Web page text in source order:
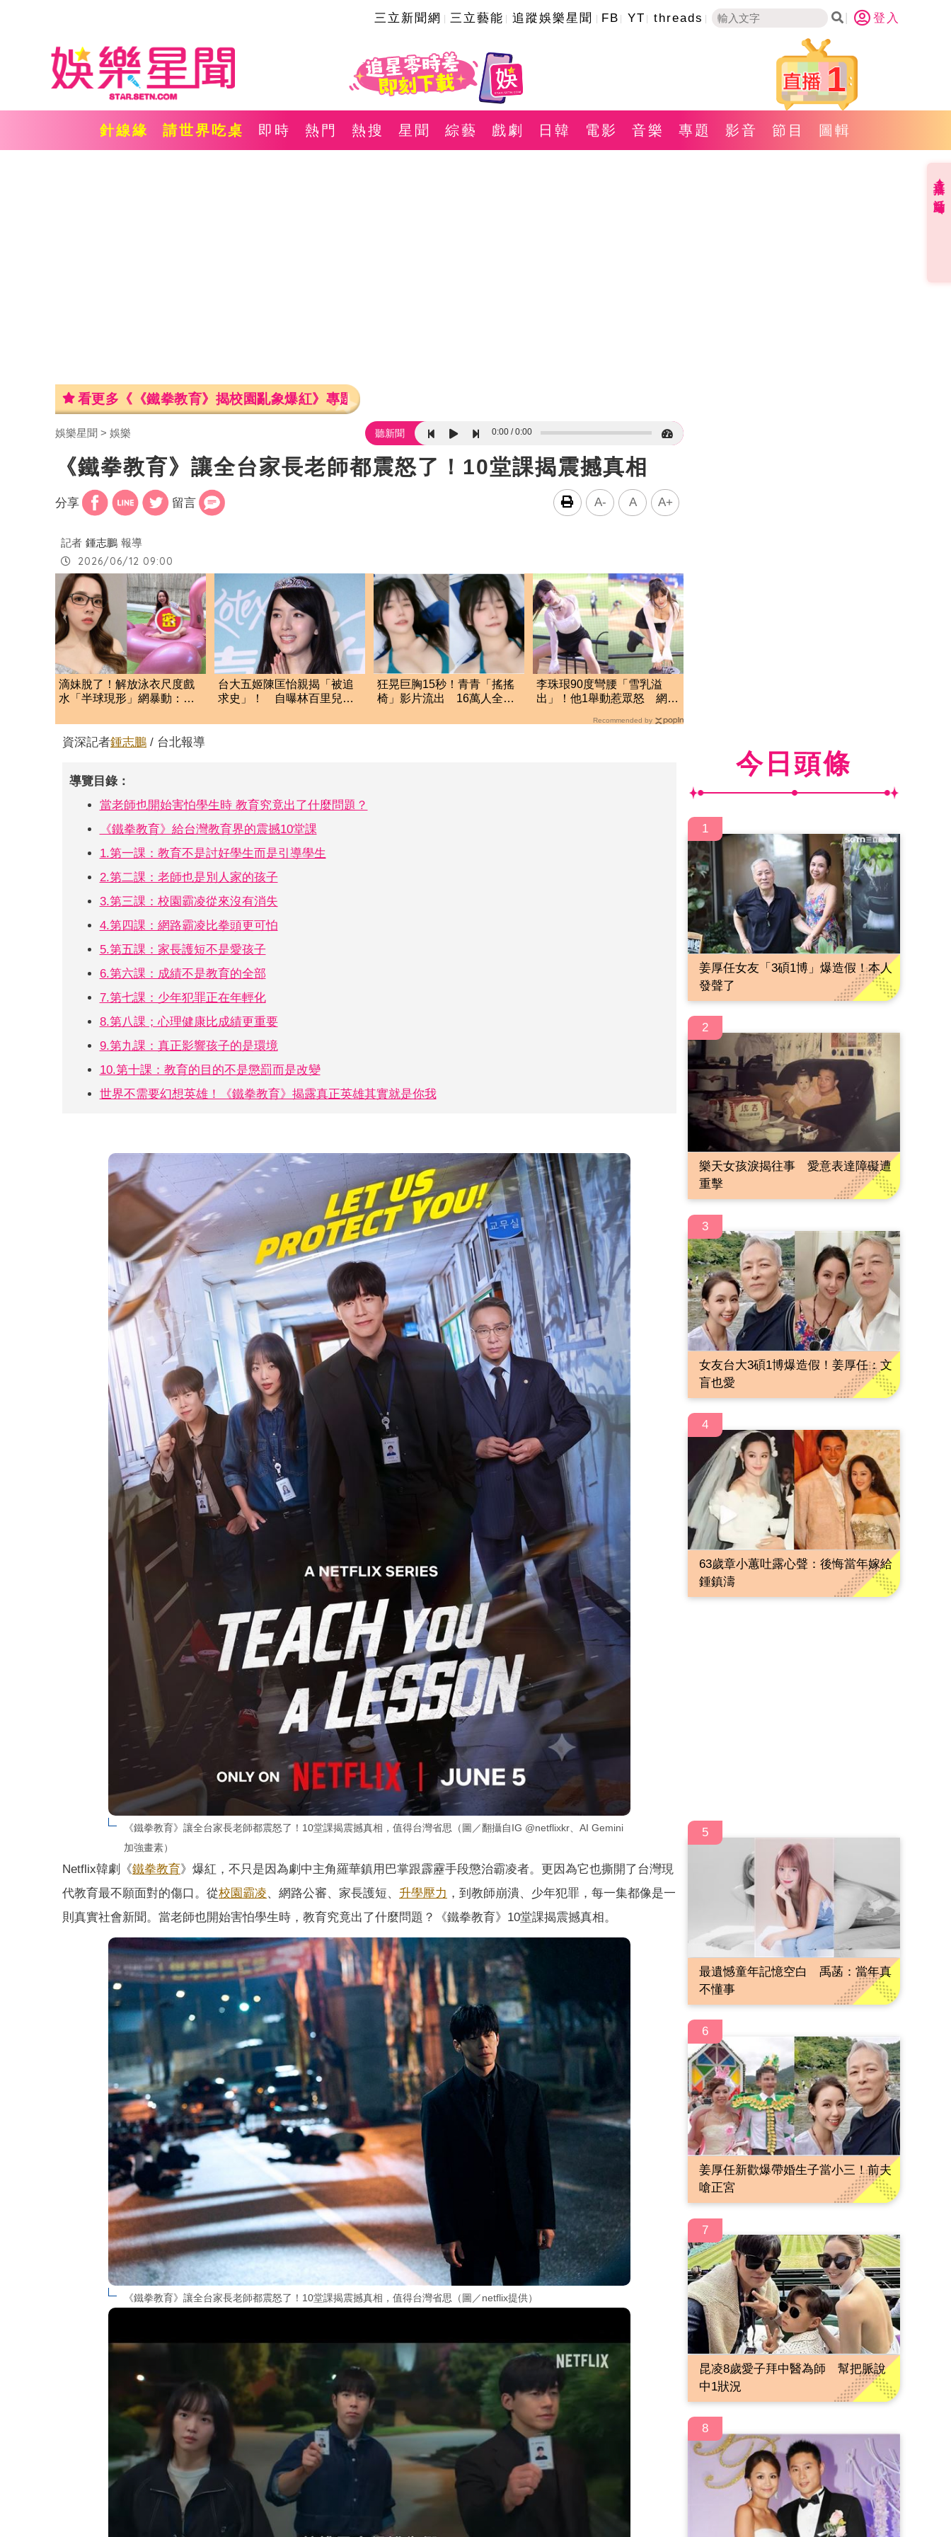
三立新聞網 三立藝能 追蹤娛樂星聞 FB YT threads 登入
1
針線緣 請世界吃桌 即時 熱門 熱搜 星聞 綜藝 戲劇 日韓 電影 音樂 專題 影音 節目 圖輯
看更多《《鐵拳教育》揭校園亂象爆紅》專題報導
娛樂星聞 娛樂 聽新聞 0:00 0:00
《鐵拳教育》讓全台家長老師都震怒了！10堂課揭震撼真相
分享 留言 A- A A+
記者 鍾志鵬 報導
2026/06/12 09:00
滴妹脫了！解放泳衣尺度戲
水「半球現形」網暴動：變
台大五姬陳匡怡親揭「被追
求史」！ 自曝林百里兒子
狂晃巨胸15秒！青青「搖搖
椅」影片流出 16萬人全看
李珠珢90度彎腰「雪乳溢
出」！他1舉動惹眾怒 網
Recommended by
資深記者鍾志鵬 / 台北報導
導覽目錄：
當老師也開始害怕學生時 教育究竟出了什麼問題？
《鐵拳教育》給台灣教育界的震撼10堂課
1.第一課：教育不是討好學生而是引導學生
2.第二課：老師也是別人家的孩子
3.第三課：校園霸凌從來沒有消失
4.第四課：網路霸凌比拳頭更可怕
5.第五課：家長護短不是愛孩子
6.第六課：成績不是教育的全部
7.第七課：少年犯罪正在年輕化
8.第八課；心理健康比成績更重要
9.第九課：真正影響孩子的是環境
10.第十課：教育的目的不是懲罰而是改變
世界不需要幻想英雄！《鐵拳教育》揭露真正英雄其實就是你我
《鐵拳教育》讓全台家長老師都震怒了！10堂課揭震撼真相，值得台灣省思（圖／翻攝自IG @netflixkr、AI Gemini
加強畫素）
Netflix韓劇《鐵拳教育 》爆紅，不只是因為劇中主角羅華鎮用巴掌跟霹靂手段懲治霸凌者。更因為它也撕開了台灣現
代教育最不願面對的傷口。從校園霸凌、網路公審、家長護短、 升學壓力 ，到教師崩潰、少年犯罪，每一集都像是一
則真實社會新聞。當老師也開始害怕學生時，教育究竟出了什麼問題？《鐵拳教育》10堂課揭震撼真相。​
《鐵拳教育》讓全台家長老師都震怒了！10堂課揭震撼真相，值得台灣省思（圖／netflix提供）
今日頭條
1
姜厚任女友「3碩1博」爆造假！本人
發聲了
2
樂天女孩淚揭往事 愛意表達障礙遭
重擊
3
女友台大3碩1博爆造假！姜厚任：文
盲也愛
4
63歲章小蕙吐露心聲：後悔當年嫁給
鍾鎮濤
5
最遺憾童年記憶空白 禹菡：當年真
不懂事
6
姜厚任新歡爆帶婚生子當小三！前夫
嗆正宮
7
昆凌8歲愛子拜中醫為師 幫把脈說
中1狀況
8
直播✦活動